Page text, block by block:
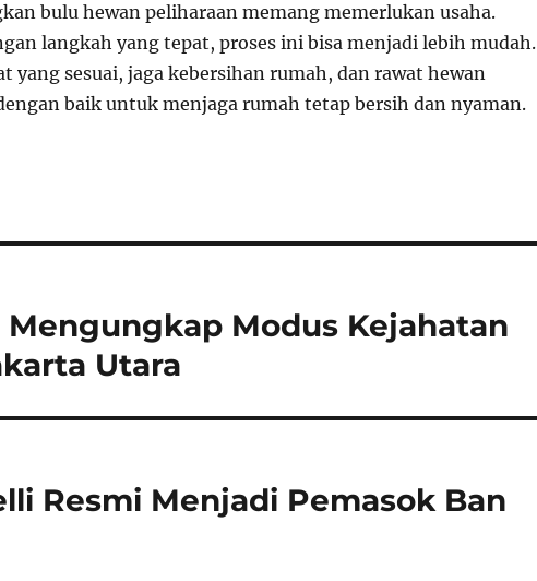
bulu hewan peliharaan memang memerlukan usaha.
langkah yang tepat, proses ini bisa menjadi lebih mudah.
yang sesuai, jaga kebersihan rumah, dan rawat hewan
baik untuk menjaga rumah tetap bersih dan nyaman.
Modus Kejahatan
Utara
Resmi Menjadi Pemasok Ban